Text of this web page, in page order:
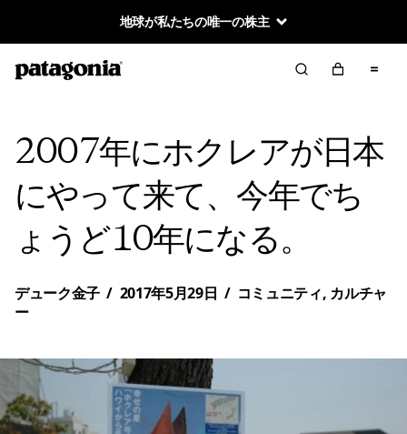
地球が私たちの唯一の株主
2007年にホクレアが日本
にやって来て、今年でち
ょうど10年になる。
デューク金子 / 2017年5月29日 / コミュニティ, カルチャ
ー